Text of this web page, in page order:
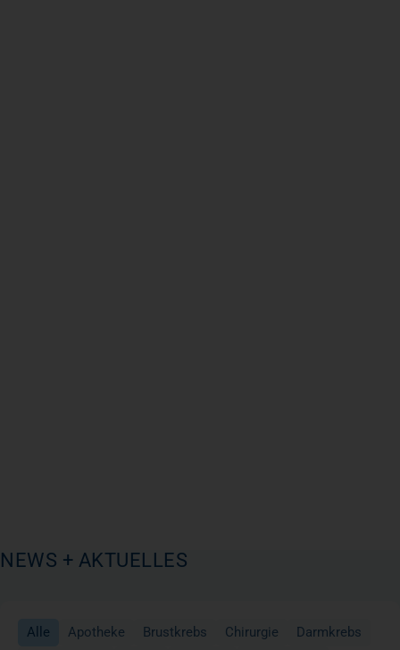
NEWS + AKTUELLES
Alle Apotheke Brustkrebs Chirurgie
Darmkrebs